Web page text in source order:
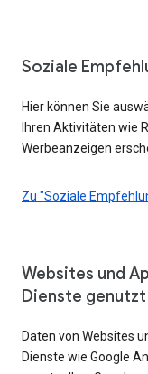
Soziale
Hier können Sie
Ihren Aktivitäten wie
Werbeanzeigen
Zu "Soziale
Websites und
Dienste
Daten von Websites
Dienste wie Google